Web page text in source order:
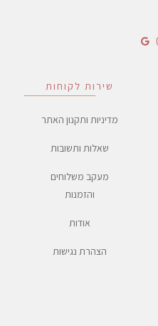
שירות לקוחות
מדיניות ותקנון האתר
שאלות ותשובות
מעקב משלוחים
והזמנות
אודות
הצהרת נגישות